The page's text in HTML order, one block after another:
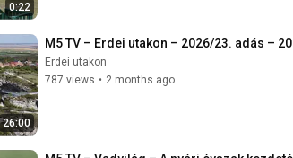
0:22
26:00
M5 TV – Erdei utakon – 2026/23. adás –
Erdei utakon
787 views • 2 months ago